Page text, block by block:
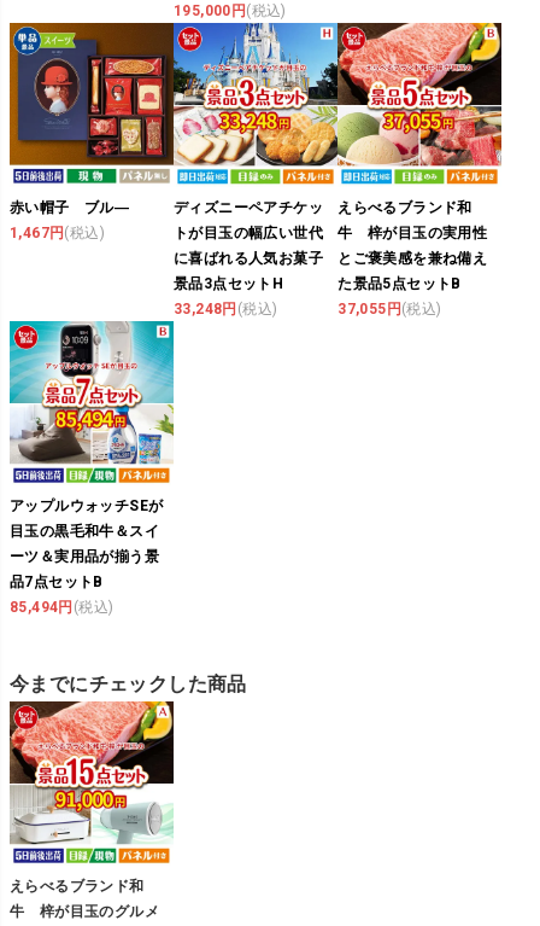
195,000円(税込)
赤い帽子 ブル―
1,467円(税込)
ディズニーペアチケッ
トが目玉の幅広い世代
に喜ばれる人気お菓子
景品3点セットH
33,248円 (税込)
えらべるブランド和
牛 梓が目玉の実用性
とご褒美感を兼ね備え
た景品5点セットB
37,055円(税込)
アップルウォッチSEが
目玉の黒毛和牛＆スイ
ーツ＆実用品が揃う景
品7点セットB
85,494円 (税込)
今までにチェックした商品
えらべるブランド和
牛 梓が目玉のグルメ